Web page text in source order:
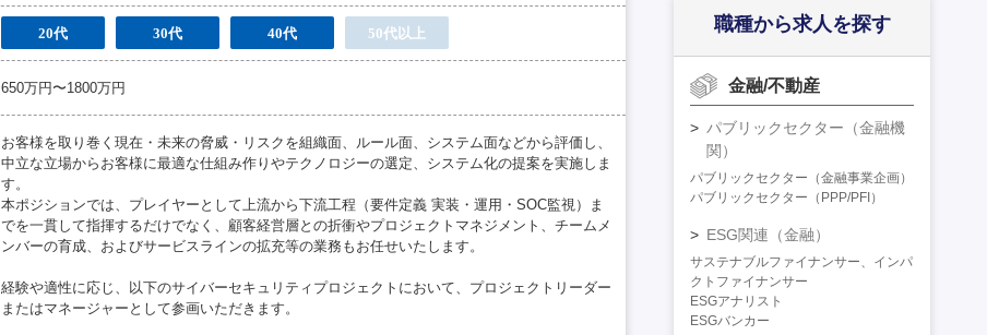
20代 30代 40代 50代以上
650万円〜1800万円
お客様を取り巻く現在・未来の脅威・リスクを組織面、ルール面、システム面などから評価し、
中立な立場からお客様に最適な仕組み作りやテクノロジーの選定、システム化の提案を実施しま
す。
本ポジションでは、プレイヤーとして上流から下流工程（要件定義 実装・運用・SOC監視）ま
でを一貫して指揮するだけでなく、顧客経営層との折衝やプロジェクトマネジメント、チームメ
ンバーの育成、およびサービスラインの拡充等の業務もお任せいたします。
経験や適性に応じ、以下のサイバーセキュリティプロジェクトにおいて、プロジェクトリーダー
またはマネージャーとして参画いただきます。
職種から求人を探す
金融/不動産
パブリックセクター（金融機
関）
パブリックセクター（金融事業企画）
パブリックセクター（PPP/PFI）
ESG関連（金融）
サステナブルファイナンサー、インパ
クトファイナンサー
ESGアナリスト
ESGバンカー